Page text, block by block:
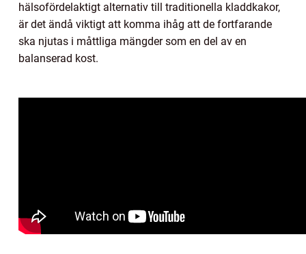
hälsofördelaktigt alternativ till traditionella kladdkakor,
är det ändå viktigt att komma ihåg att de fortfarande
ska njutas i måttliga mängder som en del av en
balanserad kost.